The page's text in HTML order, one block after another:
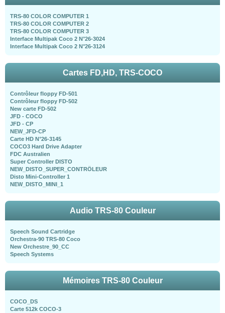
TRS-80 COLOR COMPUTER 1
TRS-80 COLOR COMPUTER 2
TRS-80 COLOR COMPUTER 3
Interface Multipak Coco 2 N°26-3024
Interface Multipak Coco 2 N°26-3124
Cartes FD,HD, TRS-COCO
Contrôleur floppy FD-501
Contrôleur floppy FD-502
New carte FD-502
JFD - COCO
JFD - CP
NEW_JFD-CP
Carte HD N°26-3145
COCO3 Hard Drive Adapter
FDC Australien
Super Controller DISTO
NEW_DISTO_SUPER_CONTRÖLEUR
Disto Mini-Controller 1
NEW_DISTO_MINI_1
Audio TRS-80 Couleur
Speech Sound Cartridge
Orchestra-90 TRS-80 Coco
New Orchestre_90_CC
Speech Systems
Mémoires TRS-80 Couleur
COCO_DS
Carte 512k COCO-3